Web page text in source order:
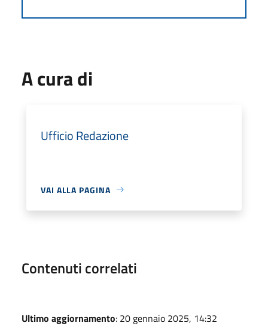
A cura di
Ufficio Redazione
VAI ALLA PAGINA
Contenuti correlati
Ultimo aggiornamento: 20 gennaio 2025, 14:32